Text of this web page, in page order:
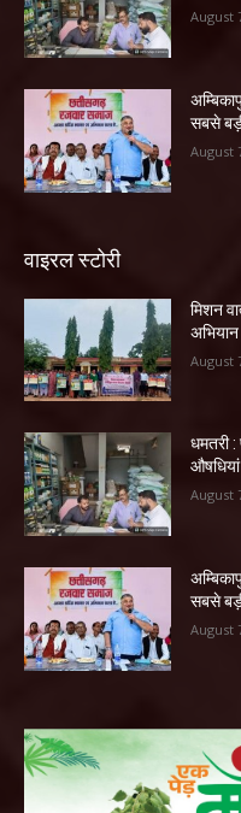
August
सबसे
August
वाइरल स्टोरी
मिशन
अभियान
August
धमतरी
औषधियां
August
सबसे
August